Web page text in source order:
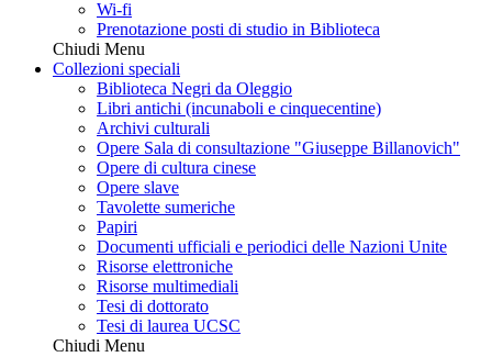
Wi-fi
Prenotazione posti di studio in Biblioteca
Chiudi Menu
Collezioni speciali
Biblioteca Negri da Oleggio
Libri antichi (incunaboli e cinquecentine)
Archivi culturali
Opere Sala di consultazione "Giuseppe Billanovich"
Opere di cultura cinese
Opere slave
Tavolette sumeriche
Papiri
Documenti ufficiali e periodici delle Nazioni Unite
Risorse elettroniche
Risorse multimediali
Tesi di dottorato
Tesi di laurea UCSC
Chiudi Menu